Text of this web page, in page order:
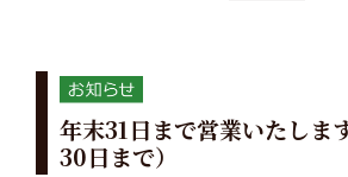
年末31日まで営業いたしま
30日まで）